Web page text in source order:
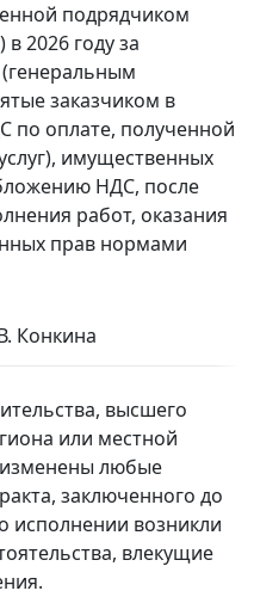
подрядчиком
2026 году за
заказчиком в
по оплате, полученной
имущественных
НДС, после
работ, оказания
прав нормами
Конкина
высшего
или местной
любые
заключенного до
исполнении возникли
влекущие